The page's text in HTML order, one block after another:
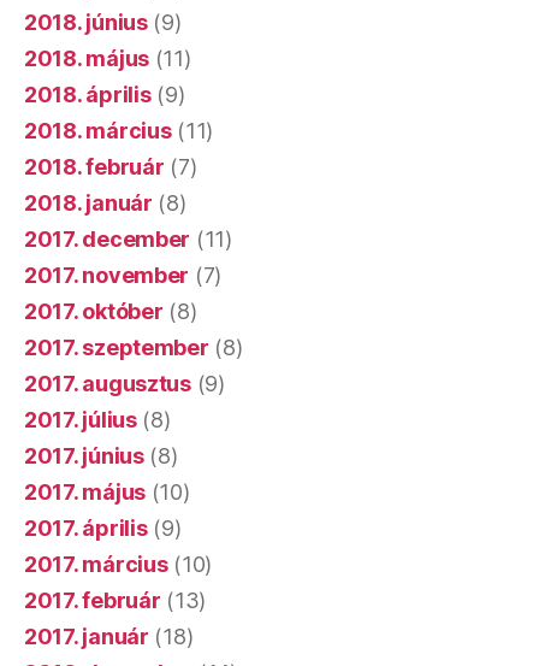
2018. június(9)
2018. május (11)
2018. április(9)
2018. március(11)
2018. február (7)
2018. január (8)
2017. december (11)
2017. november (7)
2017. október (8)
2017. szeptember (8)
2017. augusztus(9)
2017. július(8)
2017. június(8)
2017. május (10)
2017. április(9)
2017. március(10)
2017. február (13)
2017. január (18)